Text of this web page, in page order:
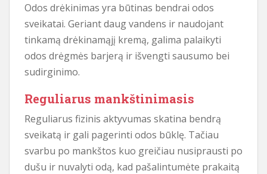
Odos drėkinimas yra būtinas bendrai odos
sveikatai. Geriant daug vandens ir naudojant
tinkamą drėkinamąjį kremą, galima palaikyti
odos drėgmės barjerą ir išvengti sausumo bei
sudirginimo.
Reguliarus mankštinimasis
Reguliarus fizinis aktyvumas skatina bendrą
sveikatą ir gali pagerinti odos būklę. Tačiau
svarbu po mankštos kuo greičiau nusiprausti po
dušu ir nuvalyti odą, kad pašalintumėte prakaitą